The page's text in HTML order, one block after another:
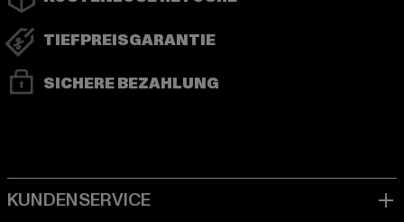
TIEFPREISGARANTIE
SICHERE BEZAHLUNG